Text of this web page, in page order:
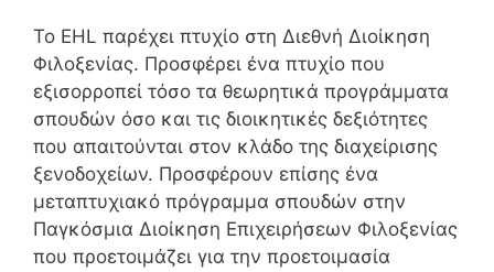
Το EHL παρέχει πτυχίο στη Διεθνή Διοίκηση
Φιλοξενίας. Προσφέρει ένα πτυχίο που
εξισορροπεί τόσο τα θεωρητικά προγράμματα
σπουδών όσο και τις διοικητικές δεξιότητες
που απαιτούνται στον κλάδο της διαχείρισης
ξενοδοχείων. Προσφέρουν επίσης ένα
μεταπτυχιακό πρόγραμμα σπουδών στην
Παγκόσμια Διοίκηση Επιχειρήσεων Φιλοξενίας
που προετοιμάζει για την προετοιμασία